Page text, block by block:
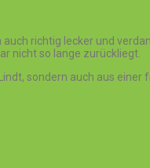
richtig lecker und
nicht so lange zurückliegt.
sondern auch aus einer